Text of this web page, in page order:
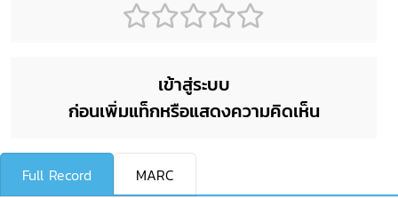
เข้าสู่ระบบ
ก่อนเพิ่มแท็กหรือแสดงความคิดเห็น
Full Record MARC